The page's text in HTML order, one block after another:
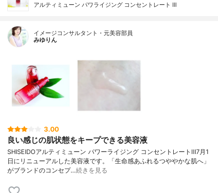
アルティミューン パワライジング コンセントレート III
イメージコンサルタント・元美容部員
みゆりん
3.00
良い感じの肌状態をキープできる美容液
SHISEIDOアルティミューン パワーライジング コンセントレートⅢ7月1
日にリニューアルした美容液です。「生命感あふれるつややかな肌へ」
がブランドのコンセプ…続きを見る